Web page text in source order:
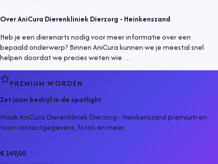
OverAniCura Dierenkliniek Dierzorg - Heinkenszand
Heb je een dierenarts nodig voor meer informatie over een
bepaald onderwerp? Binnen AniCura kunnen we je meestal snel
helpen doordat we precies weten wie …
PREMIUM WORDEN
Zet jouw bedrijf in de spotlight
Maak AniCura Dierenkliniek Dierzorg - Heinkenszand premium en
toon contactgegevens, foto's en meer.
€ 149,00